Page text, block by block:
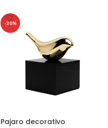
-20%
Pajaro decorativo